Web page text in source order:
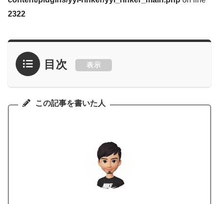
2322
目次 表示
この記事を書いた人